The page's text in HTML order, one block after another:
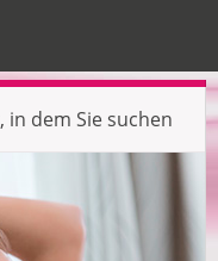
in dem Sie suchen
Weiter